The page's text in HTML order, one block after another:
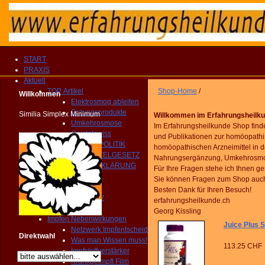
START
PRAXIS
Aktuell
TOP Artikel
Elektrosmog ableiten
Erdungsprodukte
Umkehrosmose
Crystalswiss
GESUNDHEITSPOLITIK
HEILMITTELGESETZ
IMPFAUFKLÄRUNG
YOUTUBE Kanal
IMPRESSIONEN
MEDIEN ARCHIV
Homöopathie TV
Impfen Nebenwirkungen
Netzwerk Impfentscheid
Was man Wissen muss!
Impfstoffverstärker
Krankgeimpft Film
Willkommen
Similia Simplex Minimum
Direktwahl
Shop-Home /
Willkommen im
Im Erfahrungsheilkunde Shop
und Publikationen zur
homöopathischen Arzneimittel in
Nahrungsergänzung,
Für Ihre Fragen stehe ich Ihnen
Sie können Fragen zum Shop
Besten Dank für Ihren Besuch!
erfahrungsheilkunde.ch
Georg Kissling
Juice Plus
113.25 CHF